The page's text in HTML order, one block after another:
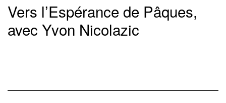
Vers l’Espérance de Pâques,
avec Yvon Nicolazic